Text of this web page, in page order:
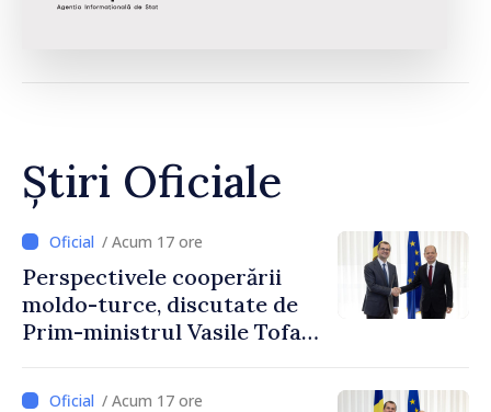
Știri Oficiale
/ Acum 17 ore
Perspectivele cooperării
moldo-turce, discutate de
Prim-ministrul Vasile Tofan
Uygar Mustafa Sertel
/ Acum 17 ore